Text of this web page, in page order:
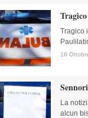
Tragico
16
La
alcun